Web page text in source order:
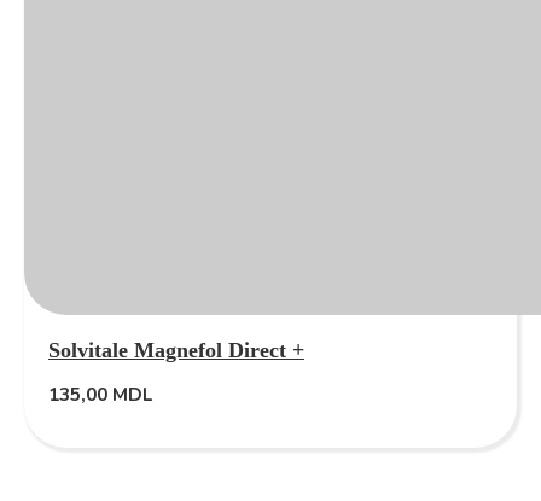
Solvitale Magnefol Direct +
135,00 MDL